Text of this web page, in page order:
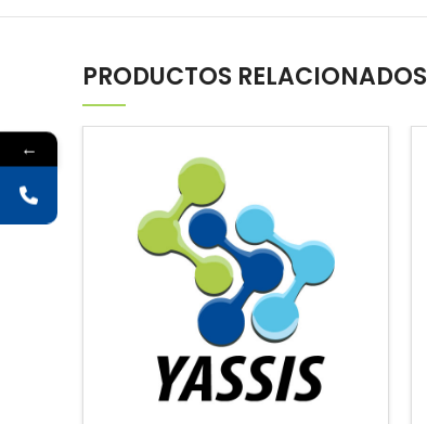
PRODUCTOS RELACIONADOS
←